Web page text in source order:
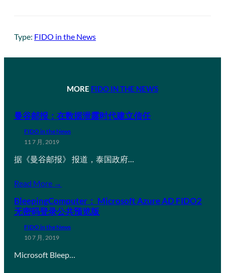
Type: FIDO in the News
MORE FIDO IN THE NEWS
曼谷邮报：在数据泄露时代建立信任
FIDO in the News
11 7 月, 2019
据《曼谷邮报》 报道，泰国政府…
Read More →
BleepingComputer： Microsoft Azure AD FIDO2
无密码登录公共预览版
FIDO in the News
10 7 月, 2019
Microsoft Bleep…